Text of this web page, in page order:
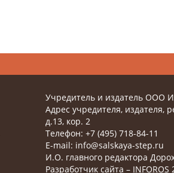
Учредитель и издатель ООО
Адрес учредителя, издателя,
д.13, кор. 2
Телефон: +7 (495) 718-84-11
E-mail: info@salskaya-step.ru
И.О. главного редактора
Разработчик сайта – INFOROS